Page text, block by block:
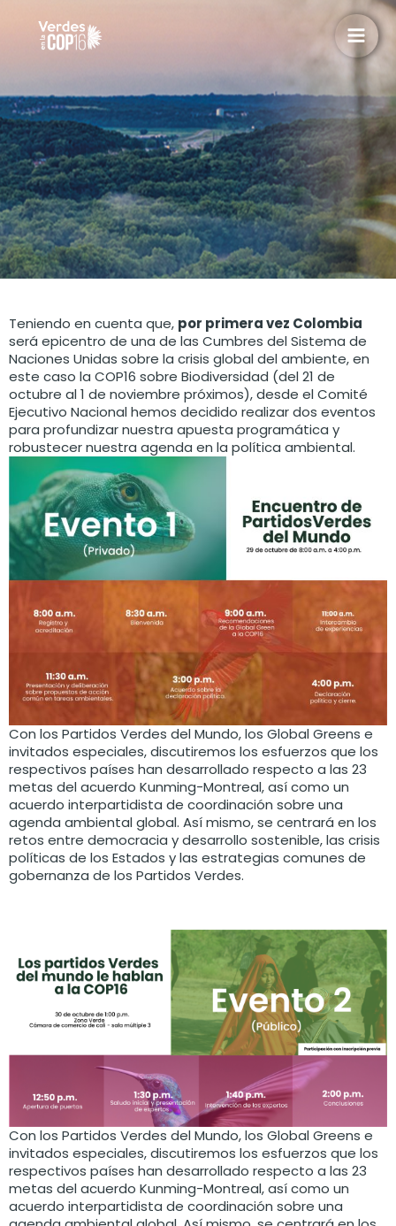
Teniendo en cuenta que, por primera vez Colombia
será epicentro de una de las Cumbres del Sistema de
Naciones Unidas sobre la crisis global del ambiente, en
este caso la COP16 sobre Biodiversidad (del 21 de
octubre al 1 de noviembre próximos), desde el Comité
Ejecutivo Nacional hemos decidido realizar dos eventos
para profundizar nuestra apuesta programática y
robustecer nuestra agenda en la política ambiental.
Con los Partidos Verdes del Mundo, los Global Greens e
invitados especiales, discutiremos los esfuerzos que los
respectivos países han desarrollado respecto a las 23
metas del acuerdo Kunming-Montreal, así como un
acuerdo interpartidista de coordinación sobre una
agenda ambiental global. Así mismo, se centrará en los
retos entre democracia y desarrollo sostenible, las crisis
políticas de los Estados y las estrategias comunes de
gobernanza de los Partidos Verdes.
Con los Partidos Verdes del Mundo, los Global Greens e
invitados especiales, discutiremos los esfuerzos que los
respectivos países han desarrollado respecto a las 23
metas del acuerdo Kunming-Montreal, así como un
acuerdo interpartidista de coordinación sobre una